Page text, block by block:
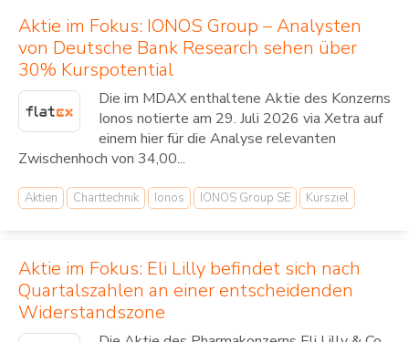
Aktie im Fokus: IONOS Group – Analysten
von Deutsche Bank Research sehen über
30% Kurspotential
Die im MDAX enthaltene Aktie des Konzerns
Ionos notierte am 29. Juli 2026 via Xetra auf
einem hier für die Analyse relevanten
Zwischenhoch von 34,00...
Aktien Charttechnik Ionos IONOS Group SE Kursziel
Aktie im Fokus: Eli Lilly befindet sich nach
Quartalszahlen an einer entscheidenden
Widerstandszone